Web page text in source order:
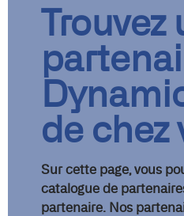
Trouvez
de chez
Sur cette page, vous
catalogue de
partenaire. Nos